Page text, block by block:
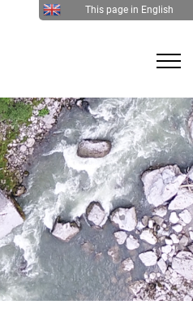
This page in English